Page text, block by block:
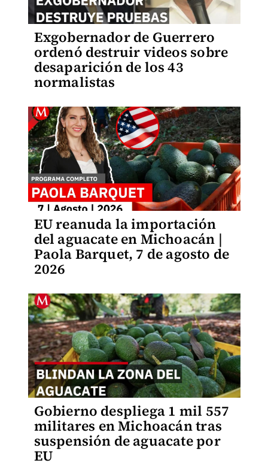
Exgobernador de Guerrero
ordenó destruir videos sobre
desaparición de los 43
normalistas
EU reanuda la importación
del aguacate en Michoacán |
Paola Barquet, 7 de agosto de
2026
Gobierno despliega 1 mil 557
militares en Michoacán tras
suspensión de aguacate por
EU